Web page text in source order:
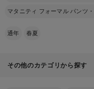
マタニティ フォーマル パンツ
通年 春夏
その他のカテゴリから探す